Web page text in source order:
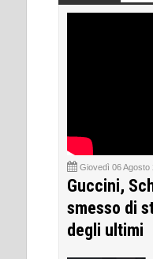
Giovedì 06 Agosto
Guccini,
smesso di
degli ultimi